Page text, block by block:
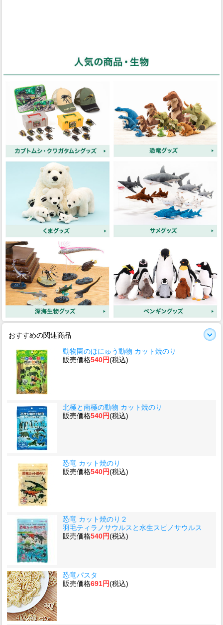
おすすめの関連商品
動物園のほにゅう動物 カット焼のり
販売価格540円(税込)
北極と南極の動物 カット焼のり
販売価格540円(税込)
恐竜 カット焼のり
販売価格540円(税込)
恐竜 カット焼のり２
羽毛ティラノサウルスと水生スピノサウルス
販売価格540円(税込)
恐竜パスタ
販売価格691円(税込)